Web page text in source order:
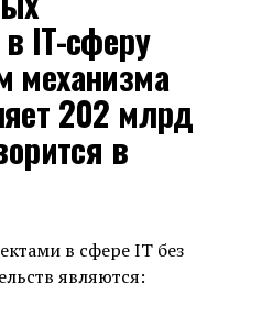
IT-сферу
механизма
202 млрд
в
в сфере IT без
являются: